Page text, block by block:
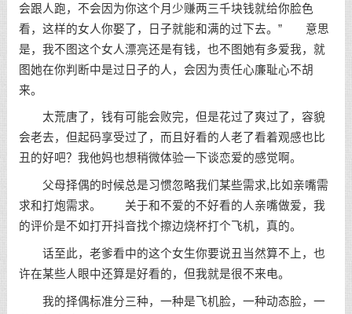
会跟人跑，不会因为你这个月少赚两三千块钱就给你脸色
看，这样的女人你娶了，日子就能和满的过下去。” 意思
是，我不图这个女人漂亮还是有钱，也不图她有多爱我，就
图她在你判断中是过日子的人，会因为责任心廉耻心不胡
来。
太荒唐了，钱有可能会败完，但是花过了爽过了，容貌
会老去，但起码享受过了，而且好看的人老了看着观感也比
丑的好吧？我他妈也想稍微体验一下谈恋爱的感觉啊。
父母择偶的时候总是习惯忽略我们某些需求,比如亲嘴需
求和打炮需求。 关于和不爱的不好看的人亲嘴做爱，我
的评价是不如打开抖音找个擦边烧杯打个飞机，真的。
话至此，老爹看中的这个女生你要说丑当然算不上，也
许在某些人眼中还算是好看的，但我就是很不来电。
我的择偶标准分三种，一种是飞机脸，一种动态脸，一